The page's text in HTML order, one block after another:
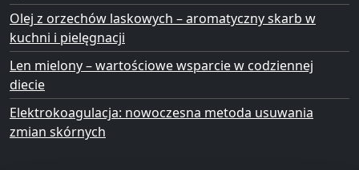
Olej z orzechów laskowych – aromatyczny skarb w
kuchni i pielęgnacji
Len mielony – wartościowe wsparcie w codziennej
diecie
Elektrokoagulacja: nowoczesna metoda usuwania
zmian skórnych